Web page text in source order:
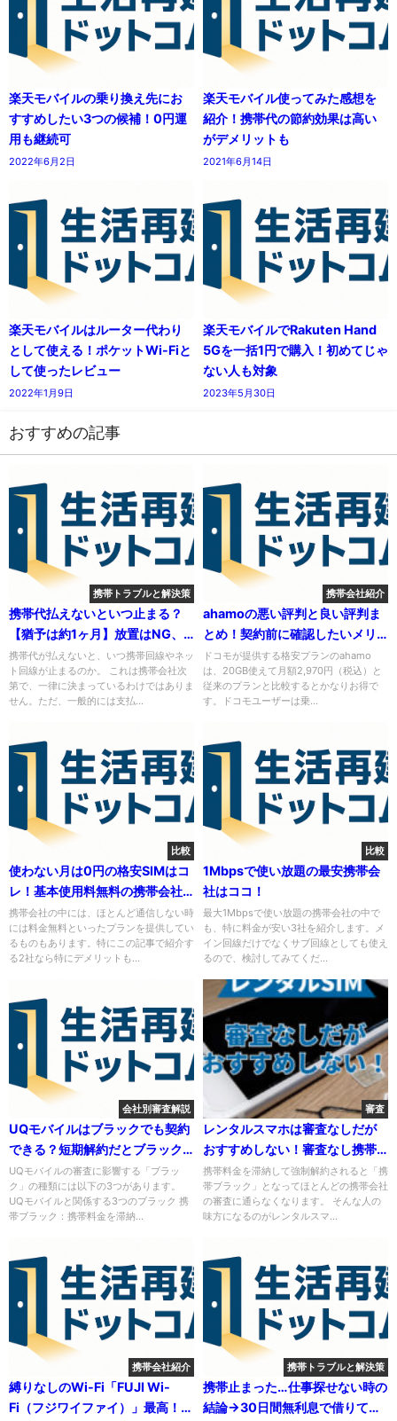
楽天モバイルの乗り換え先にお
すすめしたい3つの候補！0円運
用も継続可
2022年6月2日
楽天モバイル使ってみた感想を
紹介！携帯代の節約効果は高い
がデメリットも
2021年6月14日
楽天モバイルはルーター代わり
として使える！ポケットWi-Fiと
して使ったレビュー
2022年1月9日
楽天モバイルでRakuten Hand
5Gを一括1円で購入！初めてじゃ
ない人も対象
2023年5月30日
おすすめの記事
携帯トラブルと解決策
携帯代払えないといつ止まる？
【猶予は約1ヶ月】放置はNG、
金を借りてでも払うべき理由
携帯代が払えないと、いつ携帯回線やネッ
ト回線が止まるのか。 これは携帯会社次
第で、一律に決まっているわけではありま
せん。ただ、一般的には支払...
携帯会社紹介
ahamoの悪い評判と良い評判ま
とめ！契約前に確認したいメリ
ットデメリット
ドコモが提供する格安プランのahamo
は、20GB使えて月額2,970円（税込）と
従来のプランと比較するとかなりお得で
す。ドコモユーザーは乗...
比較
使わない月は0円の格安SIMはコ
レ！基本使用料無料の携帯会社
紹介
携帯会社の中には、ほとんど通信しない時
には料金無料といったプランを提供してい
るものもあります。特にこの記事で紹介す
る2社なら特にデメリットも...
比較
1Mbpsで使い放題の最安携帯会
社はココ！
最大1Mbpsで使い放題の携帯会社の中で
も、特に料金が安い3社を紹介します。メ
イン回線だけでなくサブ回線としても使え
るので、検討してみてくだ...
会社別審査解説
UQモバイルはブラックでも契約
できる？短期解約だとブラック
リスト入り？
UQモバイルの審査に影響する「ブラッ
ク」の種類には以下の3つがあります。
UQモバイルと関係する3つのブラック 携
帯ブラック：携帯料金を滞納...
審査
レンタルスマホは審査なしだが
おすすめしない！審査なし携帯
会社なら後払いだしiPhoneも安
い
携帯料金を滞納して強制解約されると「携
帯ブラック」となってほとんどの携帯会社
の審査に通らなくなります。 そんな人の
味方になるのがレンタルスマ...
携帯会社紹介
縛りなしのWi-Fi「FUJI Wi-
Fi（フジワイファイ）」最高！解
携帯トラブルと解決策
携帯止まった…仕事探せない時の
結論→30日間無利息で借りて即